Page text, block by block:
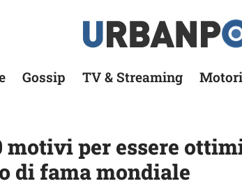
Gossip TV & Streaming Motori
motivi per essere
di fama mondiale